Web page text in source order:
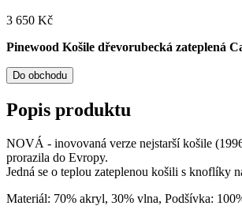
3 650 Kč
Pinewood Košile dřevorubecká zateplená
Do obchodu
Popis produktu
NOVÁ - inovovaná verze nejstarší košile
prorazila do Evropy.
Jedná se o teplou zateplenou košili s knoflíky
Materiál: 70% akryl, 30% vlna, Podšívka: